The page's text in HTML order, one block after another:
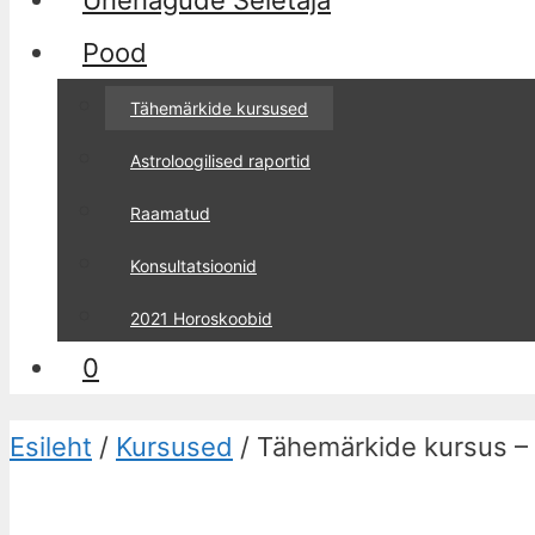
Pood
Tähemärkide kursused
Astroloogilised raportid
Raamatud
Konsultatsioonid
2021 Horoskoobid
0
Esileht / Kursused / Tähemärkide kursus –